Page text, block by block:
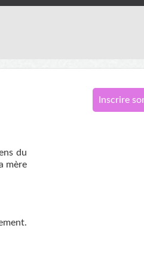
du
mère
Inscrire